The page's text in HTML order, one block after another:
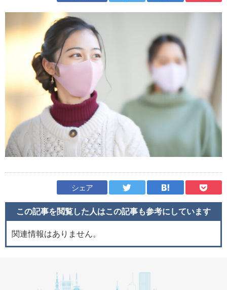
シェア
この記事を閲覧した人はこの記事も参考にしています
関連情報はありません。